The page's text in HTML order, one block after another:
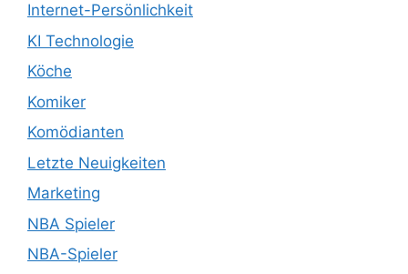
Internet-Persönlichkeit
KI Technologie
Köche
Komiker
Komödianten
Letzte Neuigkeiten
Marketing
NBA Spieler
NBA-Spieler